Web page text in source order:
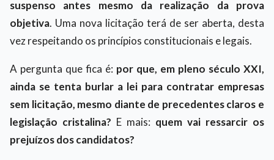
suspenso antes mesmo da realização da prova
objetiva. Uma nova licitação terá de ser aberta, desta
vez respeitando os princípios constitucionais e legais.
A pergunta que fica é: por que, em pleno século XXI,
ainda se tenta burlar a lei para contratar empresas
sem licitação, mesmo diante de precedentes claros e
legislação cristalina? E mais: quem vai ressarcir os
prejuízos dos candidatos?